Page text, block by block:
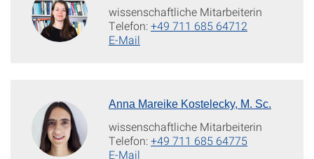
wissenschaftliche Mitarbeiterin
Telefon:+49 711 685 64712
E-Mail
Anna Mareike Kostelecky, M. Sc.
wissenschaftliche Mitarbeiterin
Telefon:+49 711 685 64775
E-Mail